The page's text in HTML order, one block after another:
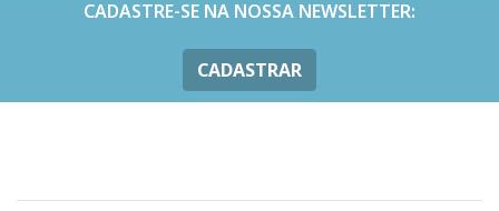
CADASTRE-SE NA NOSSA NEWSLETTER:
CADASTRAR